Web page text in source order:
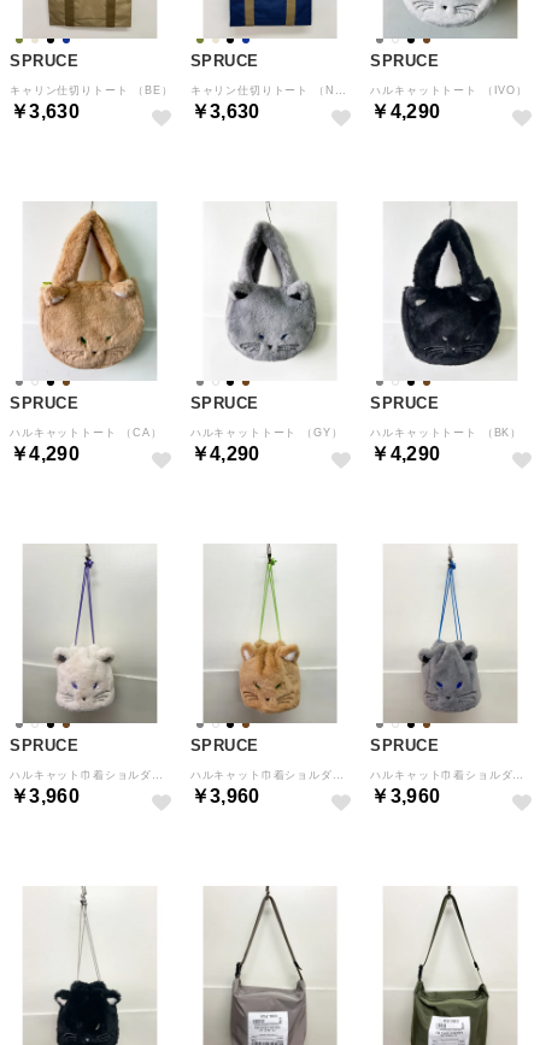
SPRUCE
キャリン仕切りトート （BE）
￥3,630
SPRUCE
￥3,630
SPRUCE
ハルキャットトート （IVO）
￥4,290
SPRUCE
ハルキャットトート （CA）
￥4,290
SPRUCE
ハルキャットトート （GY）
￥4,290
SPRUCE
ハルキャットトート （BK）
￥4,290
SPRUCE
￥3,960
SPRUCE
￥3,960
SPRUCE
￥3,960